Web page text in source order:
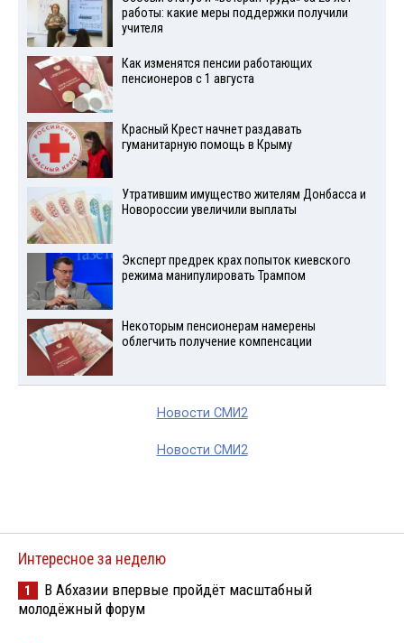
работы: какие меры поддержки получили
учителя
Как изменятся пенсии работающих
пенсионеров с 1 августа
Красный Крест начнет раздавать
гуманитарную помощь в Крыму
Утратившим имущество жителям Донбасса и
Новороссии увеличили выплаты
Эксперт предрек крах попыток киевского
режима манипулировать Трампом
Некоторым пенсионерам намерены
облегчить получение компенсации
Новости СМИ2
Новости СМИ2
Интересное за неделю
1
В Абхазии впервые пройдёт масштабный
молодёжный форум